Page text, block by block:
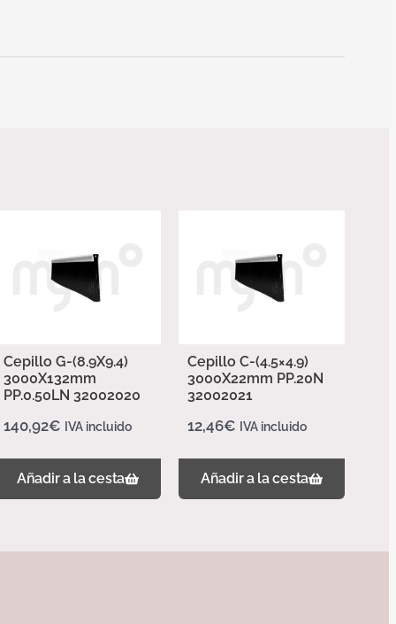
Cepillo G-(8.9X9.4)
3000X132mm
PP.0.50LN 32002020
140,92€ IVA incluido
Añadir a la cesta
Cepillo C-(4.5×4.9)
3000X22mm PP.20N
32002021
12,46€ IVA incluido
Añadir a la cesta